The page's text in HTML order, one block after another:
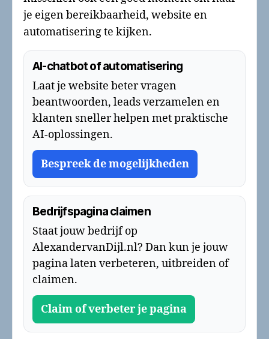
je eigen bereikbaarheid, website en
automatisering te kijken.
AI-chatbot of automatisering
Laat je website beter vragen
beantwoorden, leads verzamelen en
klanten sneller helpen met praktische
AI-oplossingen.
Bespreek de mogelijkheden
Bedrijfspagina claimen
Staat jouw bedrijf op
AlexandervanDijl.nl? Dan kun je jouw
pagina laten verbeteren, uitbreiden of
claimen.
Claim of verbeter je pagina